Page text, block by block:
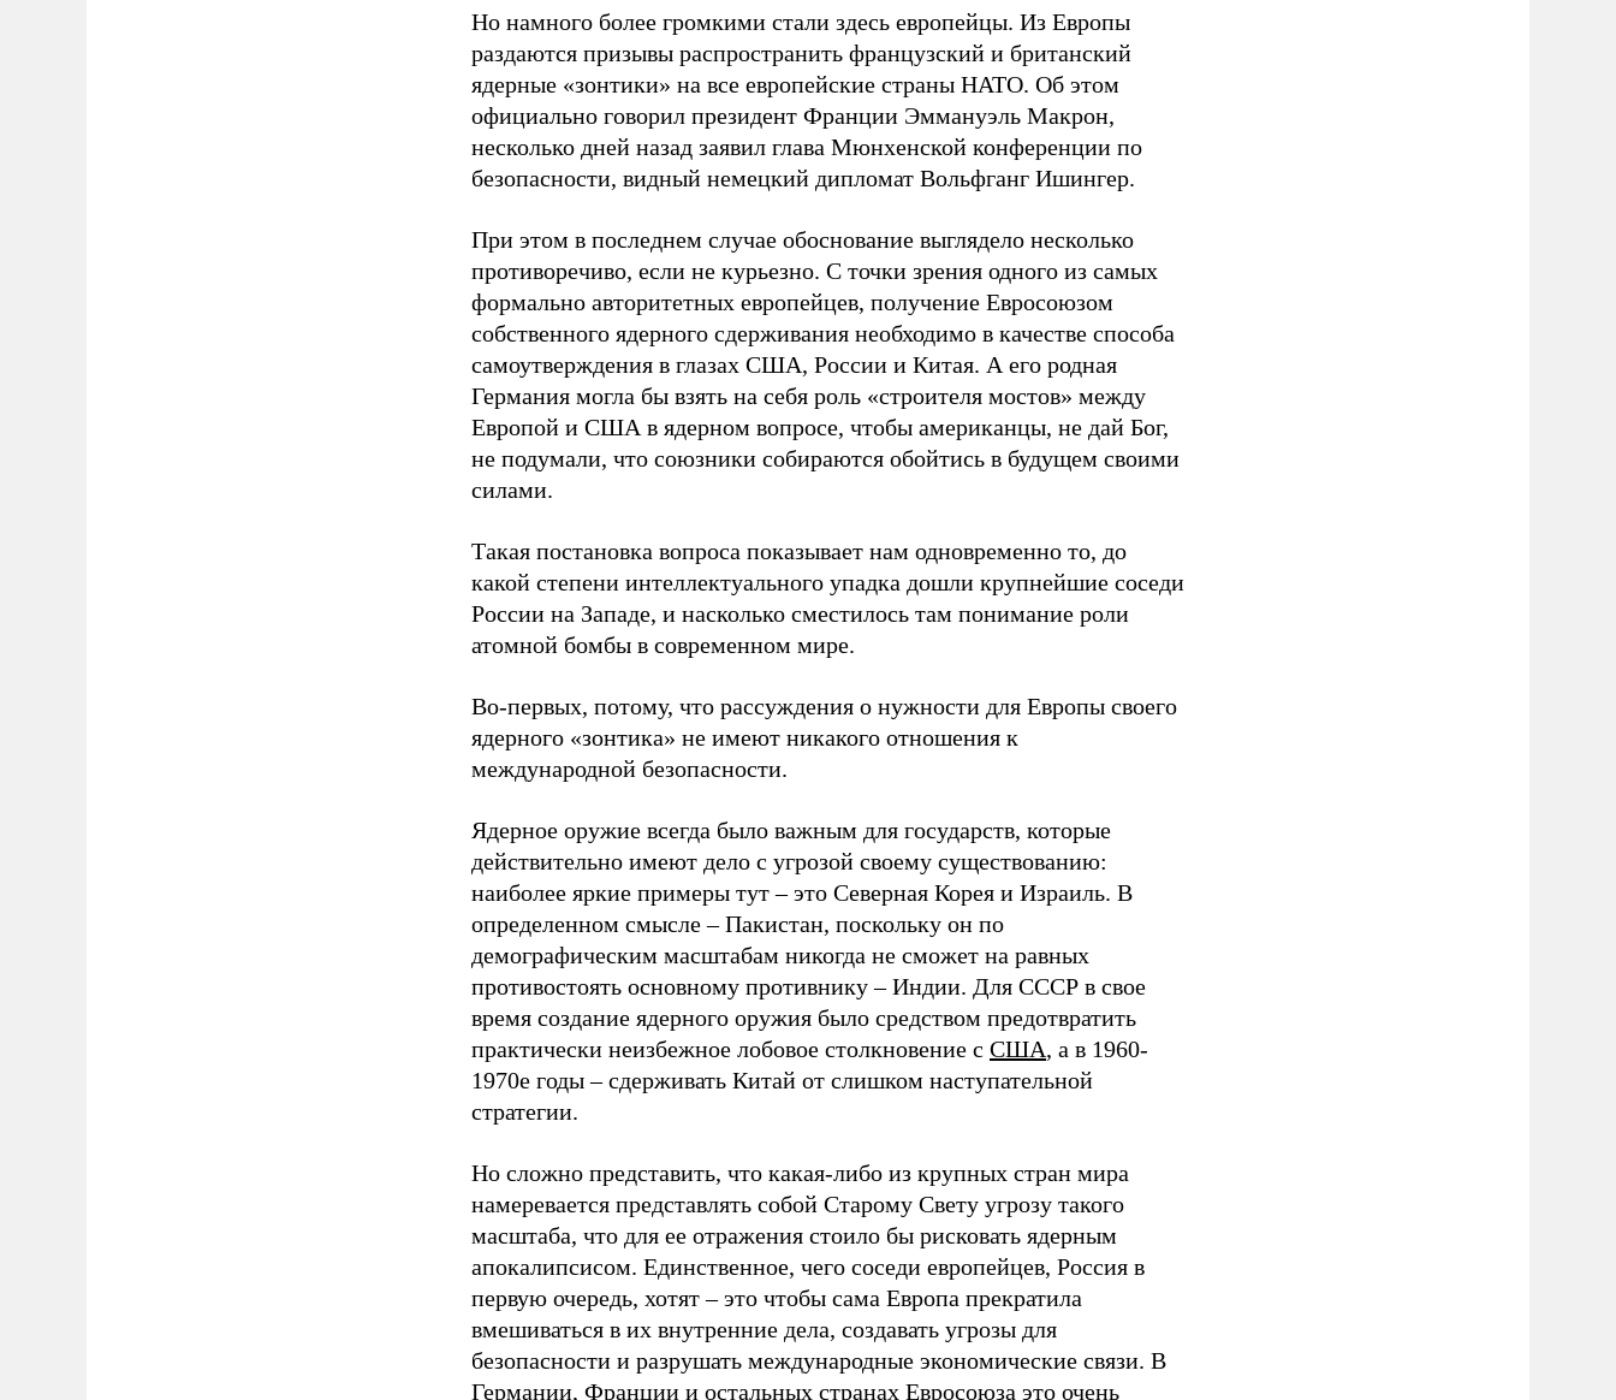
Но намного более громкими стали здесь европейцы. Из Европы
раздаются призывы распространить французский и британский
ядерные «зонтики» на все европейские страны НАТО. Об этом
официально говорил президент Франции Эммануэль Макрон,
несколько дней назад заявил глава Мюнхенской конференции по
безопасности, видный немецкий дипломат Вольфганг Ишингер.
При этом в последнем случае обоснование выглядело несколько
противоречиво, если не курьезно. С точки зрения одного из самых
формально авторитетных европейцев, получение Евросоюзом
собственного ядерного сдерживания необходимо в качестве способа
самоутверждения в глазах США, России и Китая. А его родная
Германия могла бы взять на себя роль «строителя мостов» между
Европой и США в ядерном вопросе, чтобы американцы, не дай Бог,
не подумали, что союзники собираются обойтись в будущем своими
силами.
Такая постановка вопроса показывает нам одновременно то, до
какой степени интеллектуального упадка дошли крупнейшие соседи
России на Западе, и насколько сместилось там понимание роли
атомной бомбы в современном мире.
Во-первых, потому, что рассуждения о нужности для Европы своего
ядерного «зонтика» не имеют никакого отношения к
международной безопасности.
Ядерное оружие всегда было важным для государств, которые
действительно имеют дело с угрозой своему существованию:
наиболее яркие примеры тут – это Северная Корея и Израиль. В
определенном смысле – Пакистан, поскольку он по
демографическим масштабам никогда не сможет на равных
противостоять основному противнику – Индии. Для СССР в свое
время создание ядерного оружия было средством предотвратить
практически неизбежное лобовое столкновение с США, а в 1960-
1970е годы – сдерживать Китай от слишком наступательной
стратегии.
Но сложно представить, что какая-либо из крупных стран мира
намеревается представлять собой Старому Свету угрозу такого
масштаба, что для ее отражения стоило бы рисковать ядерным
апокалипсисом. Единственное, чего соседи европейцев, Россия в
первую очередь, хотят – это чтобы сама Европа прекратила
вмешиваться в их внутренние дела, создавать угрозы для
безопасности и разрушать международные экономические связи. В
Германии, Франции и остальных странах Евросоюза это очень